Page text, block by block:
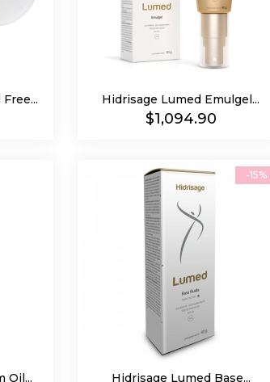
Hidrisage Lumed Emulgel...
Precio
$1,094.90
Oil... Hidrisage Lumed Base...
-15%